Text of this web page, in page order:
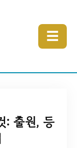
☰
: 출원, 등